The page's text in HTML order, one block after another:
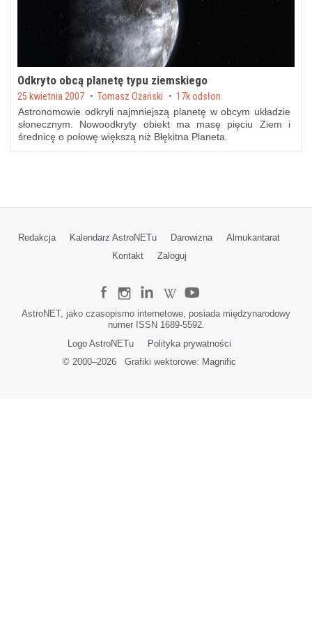
Odkryto obcą planetę typu ziemskiego
Posted on
25 kwietnia 2007 byTomasz Ożański 17k odsłon
Astronomowie odkryli najmniejszą planetę w obcym układzie
słonecznym. Nowoodkryty obiekt ma masę pięciu Ziem i
średnicę o połowę większą niż Błękitna Planeta.
Redakcja Kalendarz AstroNETu Darowizna
Almukantarat
Kontakt
Zaloguj
AstroNET, jako czasopismo internetowe, posiada międzynarodowy
numer ISSN 1689-5592.
Logo AstroNETu
Polityka prywatności
© 2000–2026Grafiki wektorowe: Magnific